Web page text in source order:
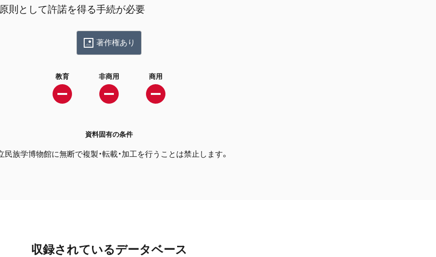
原則として許諾を得る手続が必要
著作権あり
教育 非商用 商用
資料固有の条件
民族学博物館に無断で複製・転載・加工を行うことは禁止します。
収録されているデータベース